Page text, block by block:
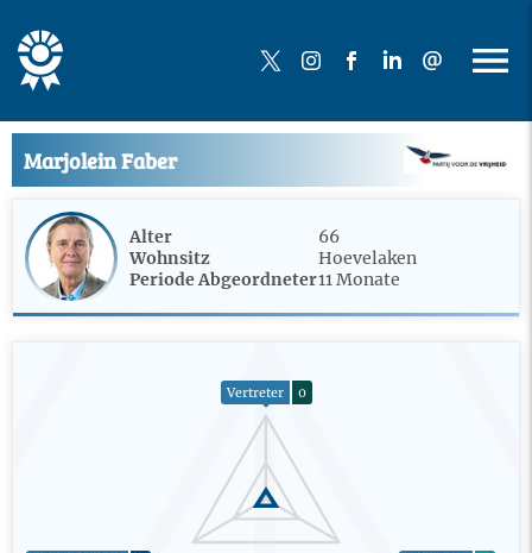
Marjolein Faber
Alter
66
Wohnsitz
Hoevelaken
Periode Abgeordneter11 Monate
Vertreter 0